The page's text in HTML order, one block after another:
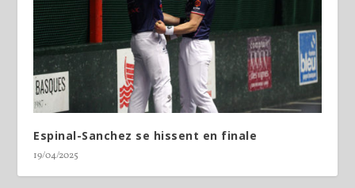
Espinal-Sanchez se hissent en finale
19/04/2025